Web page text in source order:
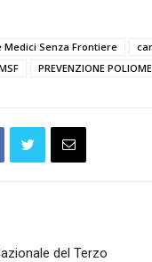
Medici Senza Frontiere
PREVENZIONE
del Terzo